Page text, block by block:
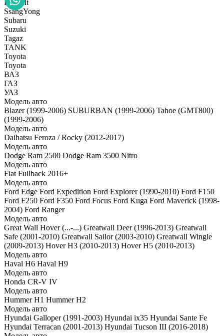
Renault
SsangYong
Subaru
Suzuki
Tagaz
TANK
Toyota
Toyota
ВАЗ
ГАЗ
УАЗ
Модель авто
Blazer (1999-2006) SUBURBAN (1999-2006) Tahoe (GMT800)
(1999-2006)
Модель авто
Daihatsu Feroza / Rocky (2012-2017)
Модель авто
Dodge Ram 2500 Dodge Ram 3500 Nitro
Модель авто
Fiat Fullback 2016+
Модель авто
Ford Edge Ford Expedition Ford Explorer (1990-2010) Ford F150
Ford F250 Ford F350 Ford Focus Ford Kuga Ford Maverick (1998-
2004) Ford Ranger
Модель авто
Great Wall Hover (...-...) Greatwall Deer (1996-2013) Greatwall
Safe (2001-2010) Greatwall Sailor (2003-2010) Greatwall Wingle
(2009-2013) Hover H3 (2010-2013) Hover H5 (2010-2013)
Модель авто
Haval H6 Haval H9
Модель авто
Honda CR-V IV
Модель авто
Hummer H1 Hummer H2
Модель авто
Hyundai Galloper (1991-2003) Hyundai ix35 Hyundai Sante Fe
Hyundai Terracan (2001-2013) Hyundai Tucson III (2016-2018)